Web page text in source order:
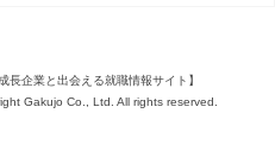
成長企業と出会える就職情報サイト】
Gakujo Co., Ltd. All rights reserved.